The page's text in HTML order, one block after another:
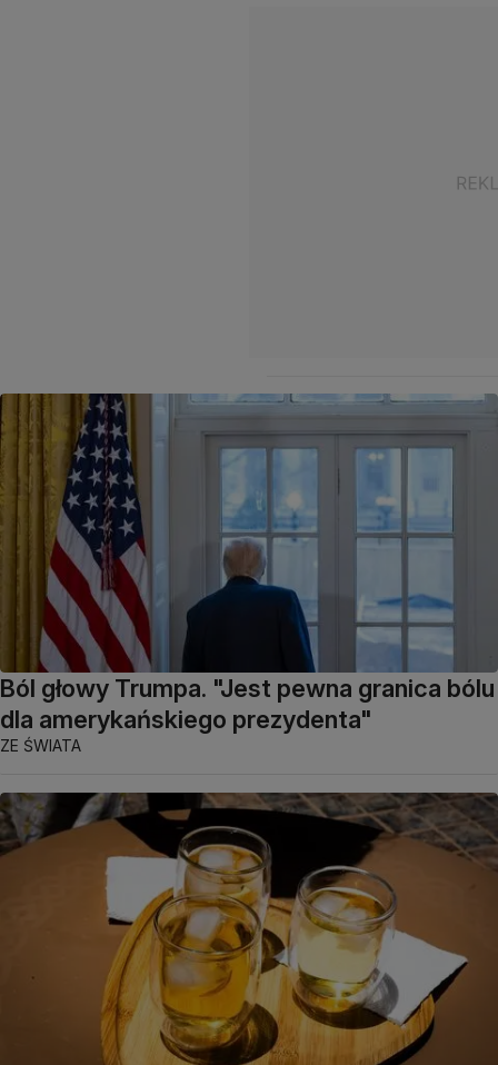
Ból głowy Trumpa. "Jest pewna granica bólu
dla amerykańskiego prezydenta"
ZE ŚWIATA